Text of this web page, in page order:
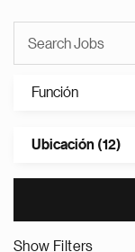
Función
Ubicación (12)
Show Filters